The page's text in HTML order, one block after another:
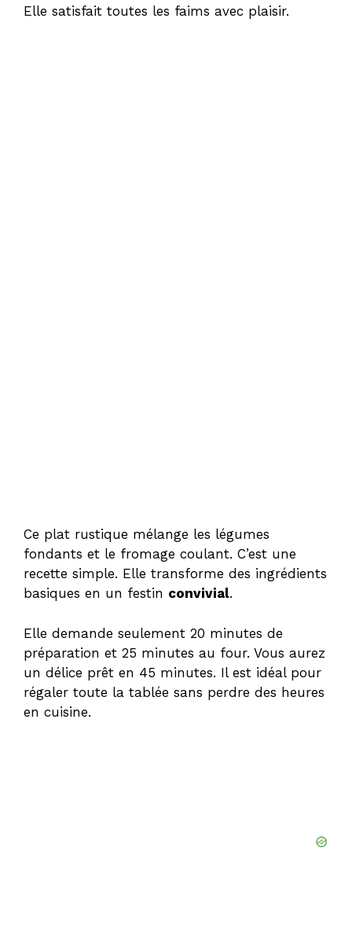
Elle satisfait toutes les faims avec plaisir.
Ce plat rustique mélange les légumes
fondants et le fromage coulant. C’est une
recette simple. Elle transforme des ingrédients
basiques en un festin convivial.
Elle demande seulement 20 minutes de
préparation et 25 minutes au four. Vous aurez
un délice prêt en 45 minutes. Il est idéal pour
régaler toute la tablée sans perdre des heures
en cuisine.